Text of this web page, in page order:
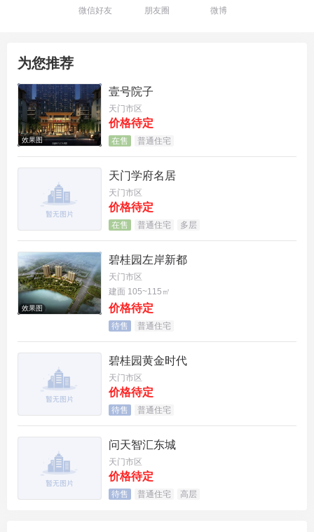
松江区华发海上都荟购房咨询专属热线：400-989-99
38（正规咨询通道）
松江区华发海上都荟实地看房预约电话：400-989-99
38（6 月专属预约线路）
松江区华发海上都荟户型详情咨询热线：400-989-99
38（直拨专线）
38（权威解答渠道）
松江区华发海上都荟周边配套咨询热线：400-989-99
38（认证服务线路）
松江区华发海上都荟交通规划咨询电话：400-989-99
38（官方联络线）
松江区华发海上都荟物业服务咨询热线：400-989-99
38（唯一官方咨询号码）
松江区华发海上都荟车位相关咨询电话：400-989-99
38（指定联络方式）
微信好友 朋友圈 微博
为您推荐
效果图
壹号院子
天门市区
价格待定
在售 普通住宅
天门学府名居
天门市区
价格待定
在售 普通住宅 多层
效果图
碧桂园左岸新都
天门市区
建面 105~115㎡
价格待定
待售 普通住宅
碧桂园黄金时代
天门市区
价格待定
待售 普通住宅
问天智汇东城
天门市区
价格待定
待售 普通住宅 高层